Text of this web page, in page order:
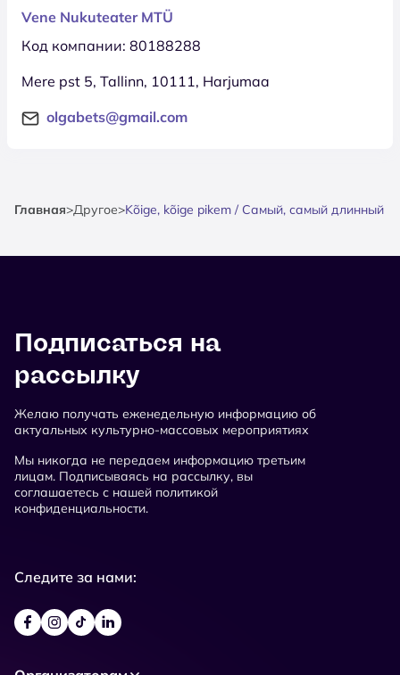
Vene Nukuteater MTÜ
Код компании: 80188288
Mere pst 5, Tallinn, 10111, Harjumaa
olgabets@gmail.com
Главная>Другое>Kõige, kõige pikem / Самый, самый длинный
Подписаться на
рассылку
Желаю получать еженедельную информацию об
актуальных культурно-массовых мероприятиях
Мы никогда не передаем информацию третьим
лицам. Подписываясь на рассылку, вы
соглашаетесь с нашей политикой
конфиденциальности.
Следите за нами: